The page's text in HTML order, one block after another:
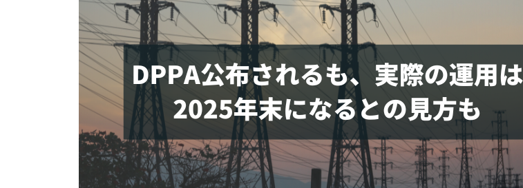
会社設立
外資規制
財務・会計
税制
補助金・助成金
ベトナムで働く・仕事 ベトナム業界地図